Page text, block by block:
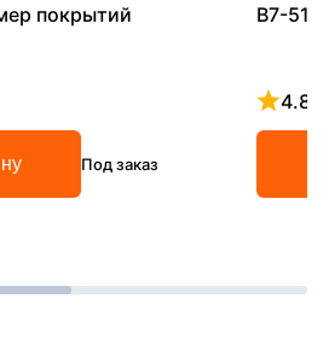
покрытий
Под заказ
В7-
4.8